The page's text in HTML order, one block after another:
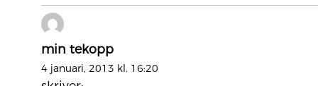
min tekopp
4 januari, 2013 kl. 16:20